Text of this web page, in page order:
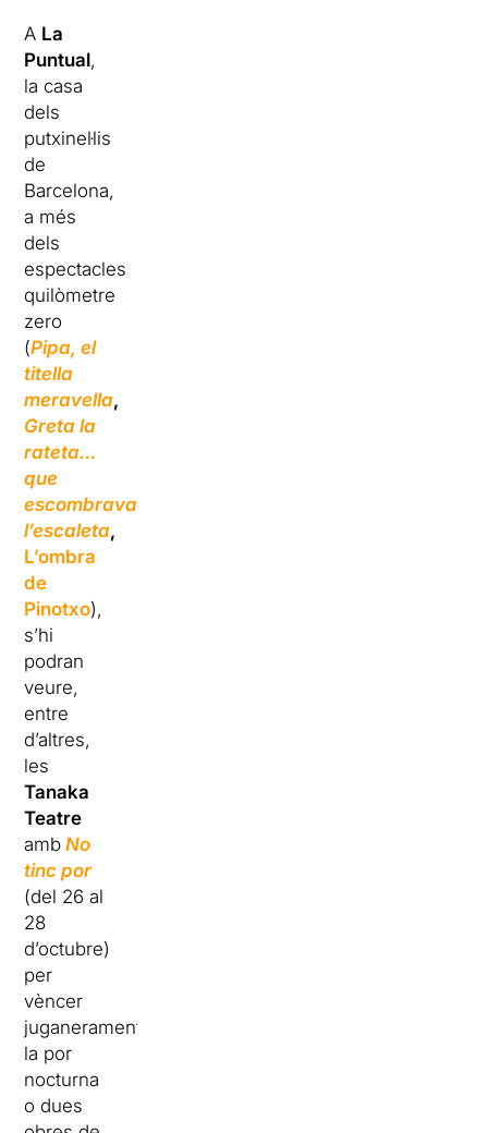
A La
Puntual,
la casa
dels
putxinel·lis
de
Barcelona,
a més
dels
espectacles
quilòmetre
zero
(Pipa, el
titella
meravella,
Greta la
rateta…
que
escombrava
l’escaleta,
L’ombra
de
Pinotxo),
s’hi
podran
veure,
entre
d’altres,
les
Tanaka
Teatre
amb No
tinc por
(del 26 al
28
d’octubre)
per
vèncer
juganerament
la por
nocturna
o dues